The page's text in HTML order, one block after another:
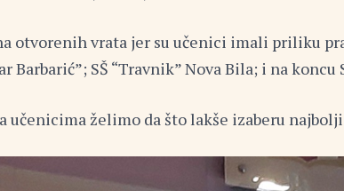
otvorenih vrata jer su učenici imali priliku
Barbarić”; SŠ “Travnik” Nova Bila; i na koncu
učenicima želimo da što lakše izaberu